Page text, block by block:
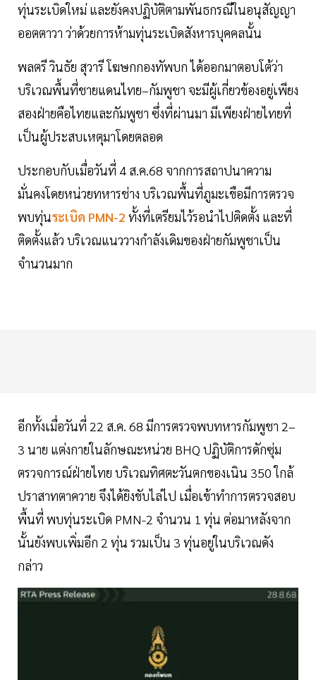
ทุ่นระเบิดใหม่ และยังคงปฏิบัติตามพันธกรณีในอนุสัญญา
ออตตาวา ว่าด้วยการห้ามทุ่นระเบิดสังหารบุคคลนั้น
พลตรี วินธัย สุวารี โฆษกกองทัพบก ได้ออกมาตอบโต้ว่า
บริเวณพื้นที่ชายแดนไทย–กัมพูชา จะมีผู้เกี่ยวข้องอยู่เพียง
สองฝ่ายคือไทยและกัมพูชา ซึ่งที่ผ่านมา มีเพียงฝ่ายไทยที่
เป็นผู้ประสบเหตุมาโดยตลอด
ประกอบกับเมื่อวันที่ 4 ส.ค.68 จากการสถาปนาความ
มั่นคงโดยหน่วยทหารช่าง บริเวณพื้นที่ภูมะเขือมีการตรวจ
พบทุ่นระเบิด PMN-2 ทั้งที่เตรียมไว้รอนำไปติดตั้ง และที่
ติดตั้งแล้ว บริเวณแนววางกำลังเดิมของฝ่ายกัมพูชาเป็น
จำนวนมาก
อีกทั้งเมื่อวันที่ 22 ส.ค. 68 มีการตรวจพบทหารกัมพูชา 2–
3 นาย แต่งกายในลักษณะหน่วย BHQ ปฏิบัติการดักซุ่ม
ตรวจการณ์ฝ่ายไทย บริเวณทิศตะวันตกของเนิน 350 ใกล้
ปราสาทตาควาย จึงได้ยิงขับไล่ไป เมื่อเข้าทำการตรวจสอบ
พื้นที่ พบทุ่นระเบิด PMN-2 จำนวน 1 ทุ่น ต่อมาหลังจาก
นั้นยังพบเพิ่มอีก 2 ทุ่น รวมเป็น 3 ทุ่นอยู่ในบริเวณดัง
กล่าว